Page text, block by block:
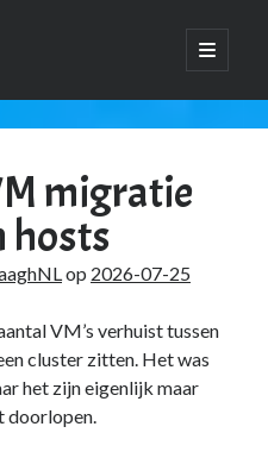
open
primair
ales. [tooltip hint=”Donec nisl ac
erat ornare tortor in
migratie
hosts
op 2026-07-25
VM’s verhuist tussen
cluster zitten. Het was
het zijn eigenlijk maar
doorlopen.